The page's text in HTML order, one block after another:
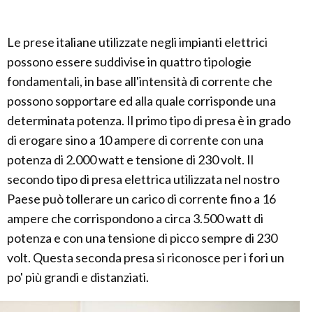
Le prese italiane utilizzate negli impianti elettrici
possono essere suddivise in quattro tipologie
fondamentali, in base all'intensità di corrente che
possono sopportare ed alla quale corrisponde una
determinata potenza. Il primo tipo di presa è in grado
di erogare sino a 10 ampere di corrente con una
potenza di 2.000 watt e tensione di 230 volt. Il
secondo tipo di presa elettrica utilizzata nel nostro
Paese può tollerare un carico di corrente fino a 16
ampere che corrispondono a circa 3.500 watt di
potenza e con una tensione di picco sempre di 230
volt. Questa seconda presa si riconosce per i fori un
po' più grandi e distanziati.